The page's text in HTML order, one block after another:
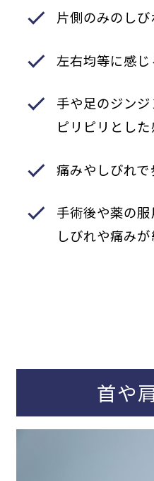
片側のみのしび
左右均等に感
手や足のジンジ
ピリピリとし
痛みやしびれ
手術後や薬の服
しびれや痛み
首や